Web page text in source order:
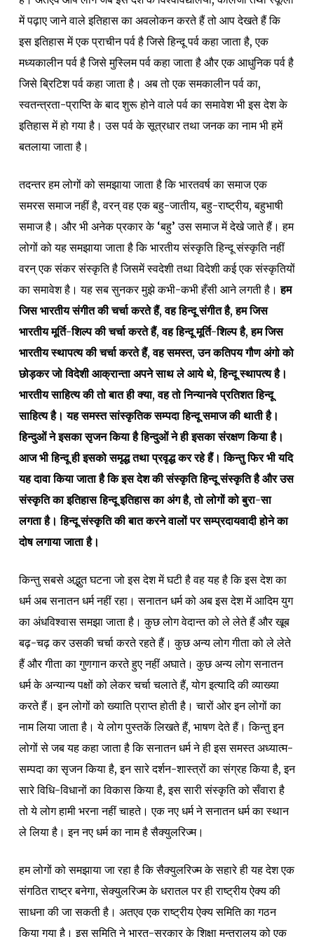
में पढ़ाए जाने वाले इतिहास का अवलोकन करते हैं तो आप देखते हैं कि
इस इतिहास में एक प्राचीन पर्व है जिसे हिन्दू पर्व कहा जाता है, एक
मध्यकालीन पर्व है जिसे मुस्लिम पर्व कहा जाता है और एक आधुनिक पर्व है
जिसे ब्रिटिश पर्व कहा जाता है। अब तो एक समकालीन पर्व का,
स्वतन्त्रता-प्राप्ति के बाद शुरू होने वाले पर्व का समावेश भी इस देश के
इतिहास में हो गया है। उस पर्व के सूत्रधार तथा जनक का नाम भी हमें
बतलाया जाता है।
तदन्तर हम लोगों को समझाया जाता है कि भारतवर्ष का समाज एक
समरस समाज नहीं है, वरन् वह एक बहु-जातीय, बहु-राष्ट्रीय, बहुभाषी
समाज है। और भी अनेक प्रकार के ‘बहु’ उस समाज में देखे जाते हैं। हम
लोगों को यह समझाया जाता है कि भारतीय संस्कृति हिन्दू संस्कृति नहीं
वरन् एक संकर संस्कृति है जिसमें स्वदेशी तथा विदेशी कई एक संस्कृतियों
का समावेश है। यह सब सुनकर मुझे कभी-कभी हँसी आने लगती है।हम
जिस भारतीय संगीत की चर्चा करते हैं, वह हिन्दू संगीत है, हम जिस
भारतीय मूर्ति-शिल्प की चर्चा करते हैं, वह हिन्दू मूर्ति-शिल्प है, हम जिस
भारतीय स्थापत्य की चर्चा करते हैं, वह समस्त, उन कतिपय गौण अंगो को
छोड़कर जो विदेशी आक्रान्ता अपने साथ ले आये थे, हिन्दू स्थापत्य है।
भारतीय साहित्य की तो बात ही क्या, वह तो निन्यानवे प्रतिशत हिन्दू
साहित्य है। यह समस्त सांस्कृतिक सम्पदा हिन्दू समाज की थाती है।
हिन्दुओं ने इसका सृजन किया है हिन्दुओं ने ही इसका संरक्षण किया है।
आज भी हिन्दू ही इसको समृद्ध तथा प्रवृद्ध कर रहे हैं। किन्तु फिर भी यदि
यह दावा किया जाता है कि इस देश की संस्कृति हिन्दू संस्कृति है और उस
संस्कृति का इतिहास हिन्दू इतिहास का अंग है, तो लोगों को बुरा-सा
लगता है। हिन्दू संस्कृति की बात करने वालों पर सम्प्रदायवादी होने का
दोष लगाया जाता है।
किन्तु सबसे अद्भुत घटना जो इस देश में घटी है वह यह है कि इस देश का
धर्म अब सनातन धर्म नहीं रहा। सनातन धर्म को अब इस देश में आदिम युग
का अंधविश्वास समझा जाता है। कुछ लोग वेदान्त को ले लेते हैं और खूब
बढ़-चढ़ कर उसकी चर्चा करते रहते हैं। कुछ अन्य लोग गीता को ले लेते
हैं और गीता का गुणगान करते हुए नहीं अघाते। कुछ अन्य लोग सनातन
धर्म के अन्यान्य पक्षों को लेकर चर्चा चलाते हैं, योग इत्यादि की व्याख्या
करते हैं। इन लोगों को ख्याति प्राप्त होती है। चारों ओर इन लोगों का
नाम लिया जाता है। ये लोग पुस्तकें लिखते हैं, भाषण देते हैं। किन्तु इन
लोगों से जब यह कहा जाता है कि सनातन धर्म ने ही इस समस्त अध्यात्म-
सम्पदा का सृजन किया है, इन सारे दर्शन-शास्त्रों का संग्रह किया है, इन
सारे विधि-विधानों का विकास किया है, इस सारी संस्कृति को सँवारा है
तो ये लोग हामी भरना नहीं चाहते। एक नए धर्म ने सनातन धर्म का स्थान
ले लिया है। इन नए धर्म का नाम है सैक्युलरिज्म।
हम लोगों को समझाया जा रहा है कि सैक्युलरिज्म के सहारे ही यह देश एक
संगठित राष्ट्र बनेगा, सेक्युलरिज्म के धरातल पर ही राष्ट्रीय ऐक्य की
साधना की जा सकती है। अतएव एक राष्ट्रीय ऐक्य समिति का गठन
किया गया है। इस समिति ने भारत-सरकार के शिक्षा मन्त्रालय को एक